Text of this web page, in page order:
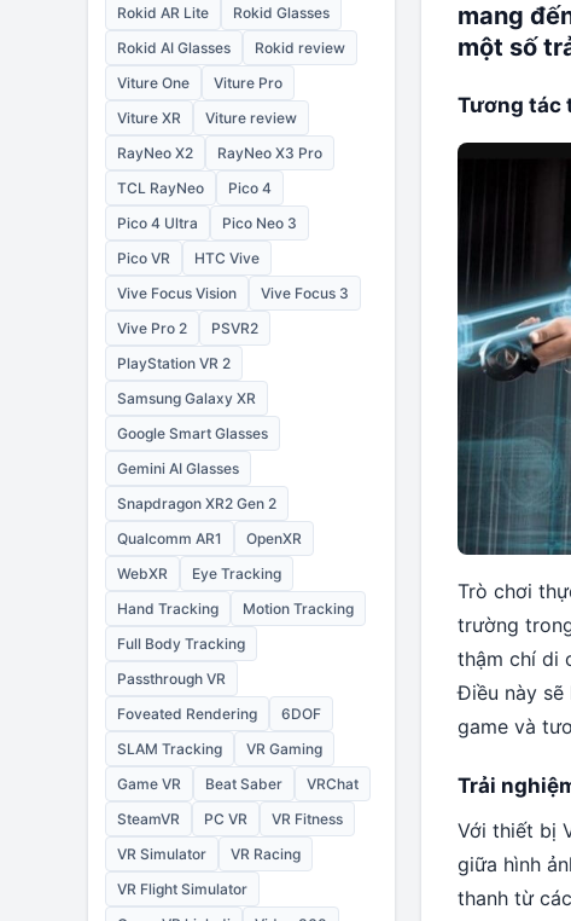
Rokid AR Lite
Rokid Glasses
Rokid AI Glasses
Rokid review
Viture One
Viture Pro
Viture XR
Viture review
RayNeo X2
RayNeo X3 Pro
TCL RayNeo
Pico 4
Pico 4 Ultra
Pico Neo 3
Pico VR
HTC Vive
Vive Focus Vision
Vive Focus 3
Vive Pro 2
PSVR2
PlayStation VR 2
Samsung Galaxy XR
Google Smart Glasses
Gemini AI Glasses
Snapdragon XR2 Gen 2
Qualcomm AR1
OpenXR
WebXR
Eye Tracking
Hand Tracking
Motion Tracking
Full Body Tracking
Passthrough VR
Foveated Rendering
6DOF
SLAM Tracking
VR Gaming
Game VR
Beat Saber
VRChat
SteamVR
PC VR
VR Fitness
VR Simulator
VR Racing
VR Flight Simulator
mang
một số
Tương tác
Trò chơi
trường
thậm chí di
Điều này sẽ
game và
Trải
Với thiết bị
giữa hình
thanh từ